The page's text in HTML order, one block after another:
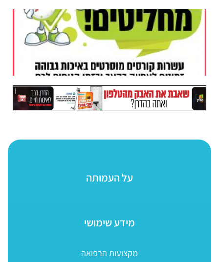
על העמותה
מידע שימושי
מקצועות הרפואה